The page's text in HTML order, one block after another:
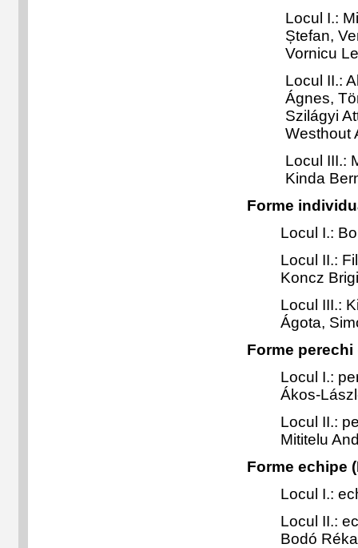
Locul I.:
Ștefan,
Vornicu
Locul II.:
Ágnes,
Szilágyi
Westhout
Locul III.:
Kinda
Forme
Locul I.:
Locul II.:
Koncz
Locul III.:
Ágota,
Forme perechi
Locul I.:
Ákos-
Locul II.:
Mititelu
Forme echipe
Locul I.:
Locul II.:
Bodó